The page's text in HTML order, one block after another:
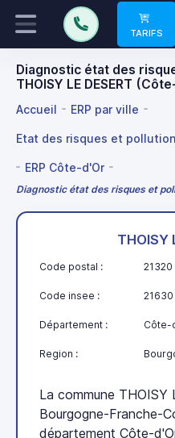
TARIFS
Diagnostic état des
THOISY LE DESERT
Accueil ERP par ville
Etat des risques et
ERP Côte-d'Or
Diagnostic état des risques et
THOISY
Code postal : 21320
Code insee : 21630
Département : Côte-
Region :
La commune THOISY
Bourgogne-Franche-
département Côte-